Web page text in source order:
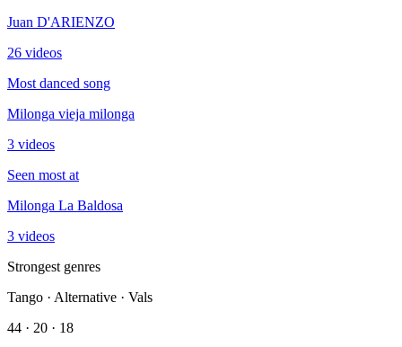
Juan D'ARIENZO
26 videos
Most danced song
Milonga vieja milonga
3 videos
Seen most at
Milonga La Baldosa
3 videos
Strongest genres
Tango · Alternative · Vals
44 · 20 · 18